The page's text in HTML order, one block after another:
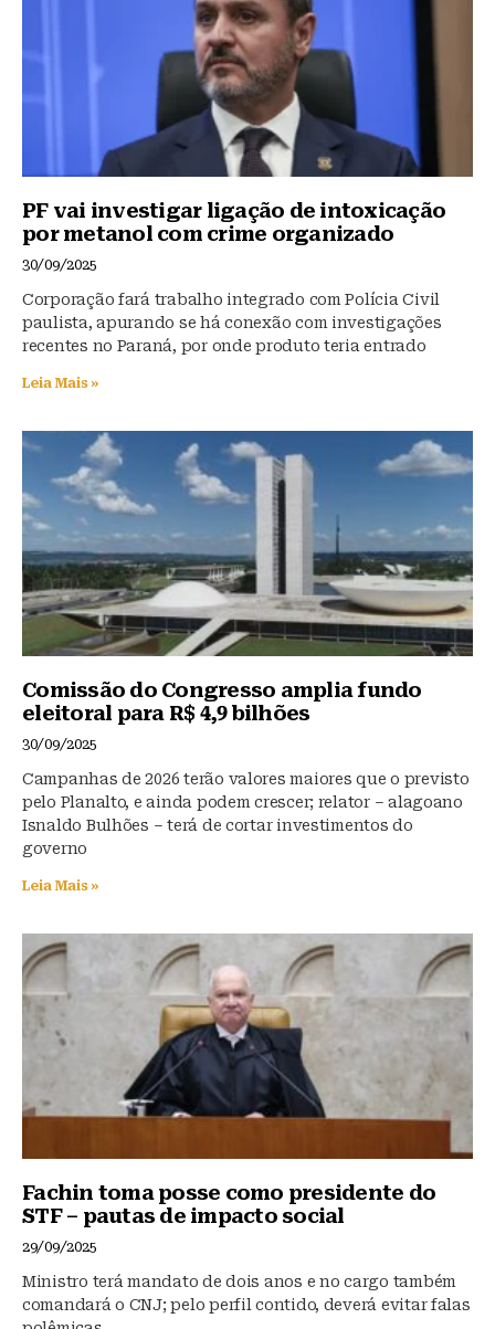
PF vai investigar ligação de intoxicação
por metanol com crime organizado
30/09/2025
Corporação fará trabalho integrado com Polícia Civil
paulista, apurando se há conexão com investigações
recentes no Paraná, por onde produto teria entrado
Leia Mais »
Comissão do Congresso amplia fundo
eleitoral para R$ 4,9 bilhões
30/09/2025
Campanhas de 2026 terão valores maiores que o previsto
pelo Planalto, e ainda podem crescer; relator – alagoano
Isnaldo Bulhões – terá de cortar investimentos do
governo
Leia Mais »
Fachin toma posse como presidente do
STF – pautas de impacto social
29/09/2025
Ministro terá mandato de dois anos e no cargo também
comandará o CNJ; pelo perfil contido, deverá evitar falas